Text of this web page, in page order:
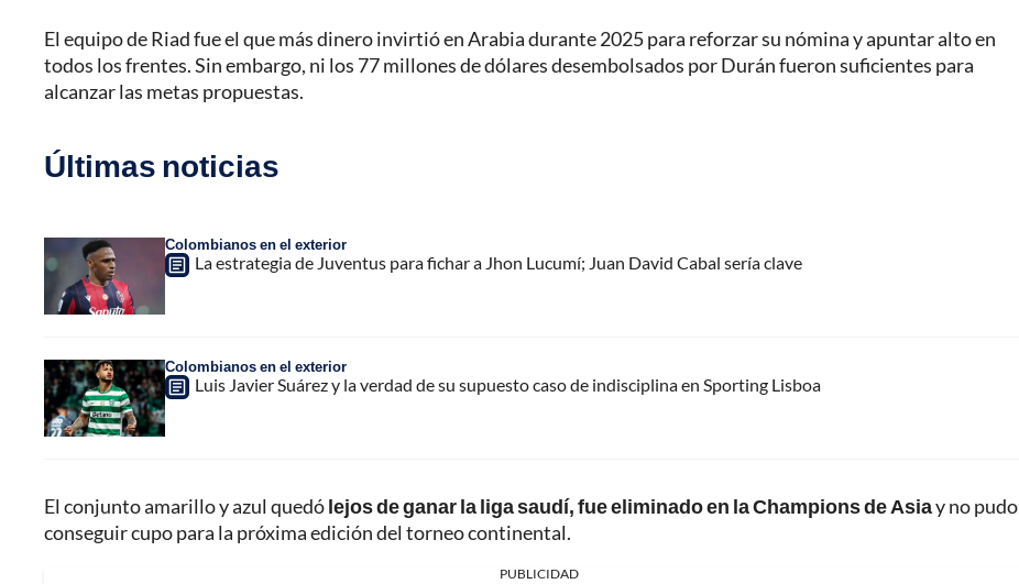
El equipo de Riad fue el que más dinero invirtió en Arabia durante 2025 para reforzar su nómina y apuntar alto en
todos los frentes. Sin embargo, ni los 77 millones de dólares desembolsados por Durán fueron suficientes para
alcanzar las metas propuestas.
Últimas noticias
Colombianos en el exterior
La estrategia de Juventus para fichar a Jhon Lucumí; Juan David Cabal sería clave
Colombianos en el exterior
Luis Javier Suárez y la verdad de su supuesto caso de indisciplina en Sporting Lisboa
El conjunto amarillo y azul quedólejos de ganar la liga saudí, fue eliminado en la Champions de Asiay no pudo
conseguir cupo para la próxima edición del torneo continental.
PUBLICIDAD